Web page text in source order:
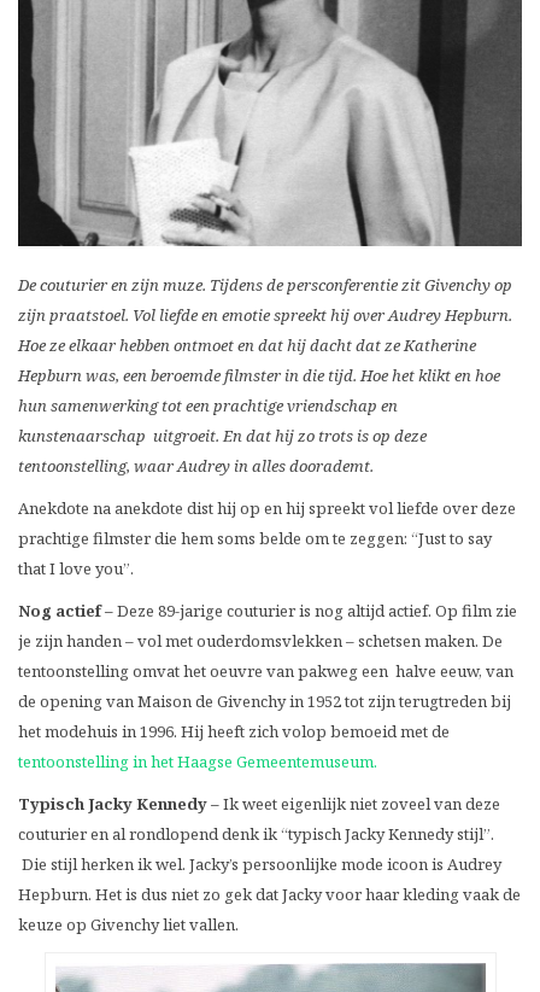
De couturier en zijn muze. Tijdens de persconferentie zit Givenchy op
zijn praatstoel. Vol liefde en emotie spreekt hij over Audrey Hepburn.
Hoe ze elkaar hebben ontmoet en dat hij dacht dat ze Katherine
Hepburn was, een beroemde filmster in die tijd. Hoe het klikt en hoe
hun samenwerking tot een prachtige vriendschap en
kunstenaarschap uitgroeit. En dat hij zo trots is op deze
tentoonstelling, waar Audrey in alles doorademt.
Anekdote na anekdote dist hij op en hij spreekt vol liefde over deze
prachtige filmster die hem soms belde om te zeggen: “Just to say
that I love you”.
Nog actief –Deze 89-jarige couturier is nog altijd actief. Op film zie
je zijn handen – vol met ouderdomsvlekken – schetsen maken. De
tentoonstelling omvat het oeuvre van pakweg een halve eeuw, van
de opening van Maison de Givenchy in 1952 tot zijn terugtreden bij
het modehuis in 1996. Hij heeft zich volop bemoeid met de
tentoonstelling in het Haagse Gemeentemuseum.
Typisch Jacky Kennedy –Ik weet eigenlijk niet zoveel van deze
couturier en al rondlopend denk ik “typisch Jacky Kennedy stijl”.
Die stijl herken ik wel. Jacky’s persoonlijke mode icoon is Audrey
Hepburn. Het is dus niet zo gek dat Jacky voor haar kleding vaak de
keuze op Givenchy liet vallen.